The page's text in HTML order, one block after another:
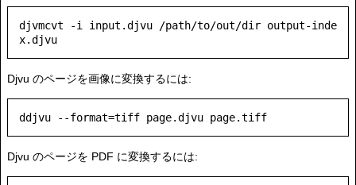
djvmcvt -i input.djvu /path/to/out/dir output-inde
Djvu のページを画像に変換するには:
Djvu のページを PDF に変換するには: